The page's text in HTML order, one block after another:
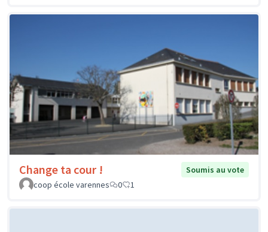
Change ta cour !
Soumis au vote
coop école varennes
0 1